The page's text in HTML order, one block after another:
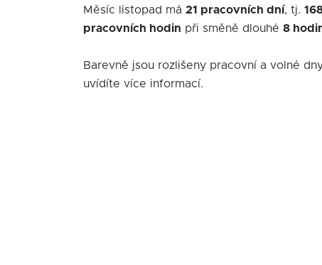
Měsíc listopad má 21 pracovních dní, tj.
pracovních hodin při směně dlouhé 8
Barevně jsou rozlišeny pracovní a volné
uvídíte více informací.